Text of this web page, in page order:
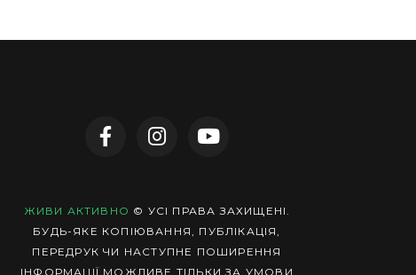
ЖИВИ АКТИВНО © УСІ ПРАВА ЗАХИЩЕНІ.
БУДЬ-ЯКЕ КОПІЮВАННЯ, ПУБЛІКАЦІЯ,
ПЕРЕДРУК ЧИ НАСТУПНЕ ПОШИРЕННЯ
ІНФОРМАЦІЇ МОЖЛИВЕ ТІЛЬКИ ЗА УМОВИ